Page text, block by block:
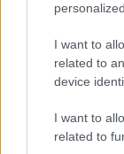
I want to
related to
device
I want to
related to